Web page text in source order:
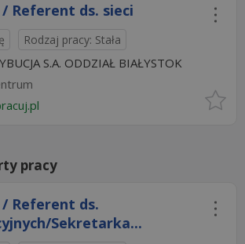
Referent ds. sieci
Rodzaj pracy: Stała
S.A. ODDZIAŁ BIAŁYSTOK
pracy
Referent ds.
Sekretarka...